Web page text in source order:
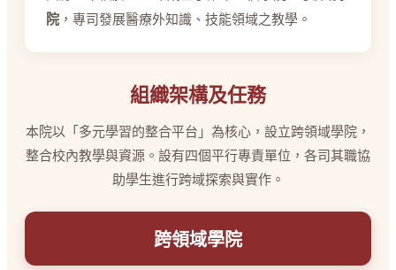
院 ，專司發展醫療外知識、技能領域之教學。
組織架構及任務
本院以「多元學習的整合平台」為核心，設立跨領域學院，
整合校內教學與資源。設有四個平行專責單位，各司其職協
助學生進行跨域探索與實作。
跨領域學院